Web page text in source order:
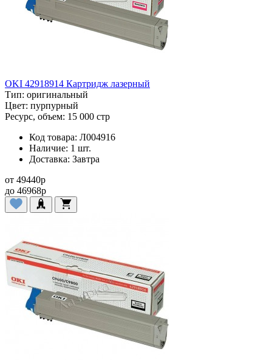
OKI 42918914 Картридж лазерный
Тип: оригинальный
Цвет: пурпурный
Ресурс, объем: 15 000 стр
Код товара: Л004916
Наличие: 1 шт.
Доставка: Завтра
от 49440p
до 46968p